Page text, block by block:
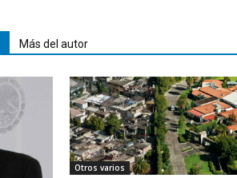
Más del autor
Otros varios